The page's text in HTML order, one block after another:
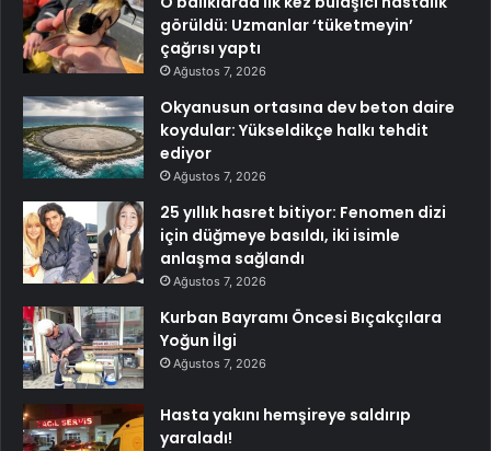
görüldü: Uzmanlar ‘tüketmeyin’
çağrısı yaptı
Ağustos 7, 2026
Okyanusun ortasına dev beton daire
koydular: Yükseldikçe halkı tehdit
ediyor
Ağustos 7, 2026
25 yıllık hasret bitiyor: Fenomen dizi
için düğmeye basıldı, iki isimle
anlaşma sağlandı
Ağustos 7, 2026
Kurban Bayramı Öncesi Bıçakçılara
Yoğun İlgi
Ağustos 7, 2026
Hasta yakını hemşireye saldırıp
yaraladı!